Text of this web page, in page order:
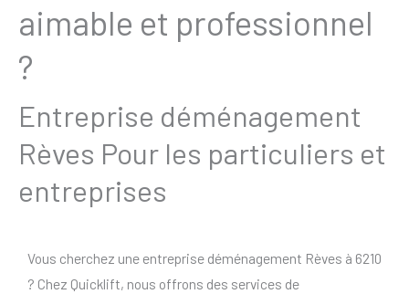
aimable et professionnel
?
Entreprise déménagement
Rèves Pour les particuliers et
entreprises
Vous cherchez une entreprise déménagement Rèves à 6210
? Chez Quicklift, nous offrons des services de